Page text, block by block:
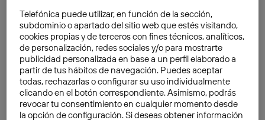
marcas también están lanzando susúltimos
productos para este año, como Xiaomi con el Redmi
K30 del que ya os hemos hablado en
Blogthinkbig.com,parece que este será uno de los
grandes lanzamientos de la compañía surcoreana, y
no es para menos.
¿Qué conocemos hasta ahora de este nuevo
Telefónica puede utilizar, en función de la sección,
subdominio o apartado del sitio web que estés visitando,
cookies propias y de terceros con fines técnicos, analíticos,
de personalización, redes sociales y/o para mostrarte
publicidad personalizada en base a un perfil elaborado a
partir de tus hábitos de navegación. Puedes aceptar
todas, rechazarlas o configurar su uso individualmente
clicando en el botón correspondiente. Asimismo, podrás
revocar tu consentimiento en cualquier momento desde
la opción de configuración. Si deseas obtener información